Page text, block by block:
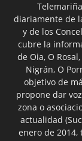
diariamente de
y de los
cubre la
de Oia, O
Nigrán, O
objetivo de
propone dar
zona o
actualidad
enero de